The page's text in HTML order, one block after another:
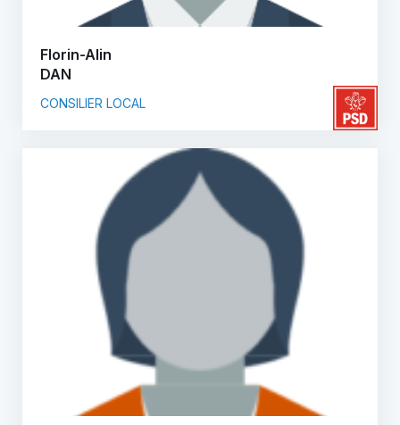
Florin-Alin
DAN
CONSILIER LOCAL